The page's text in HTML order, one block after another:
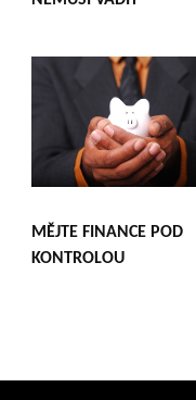
MĚJTE FINANCE POD
KONTROLOU